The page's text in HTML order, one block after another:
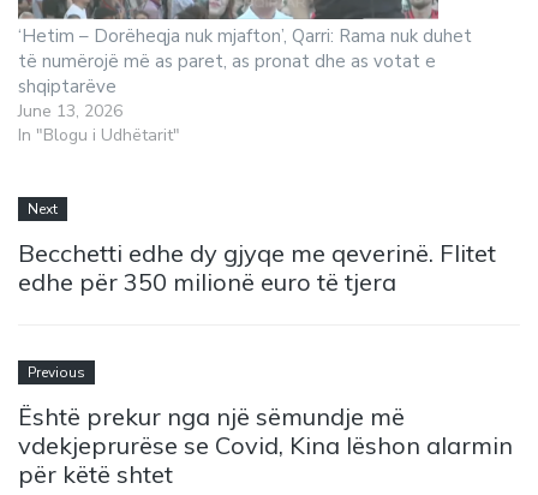
‘Hetim – Dorëheqja nuk mjafton’, Qarri: Rama nuk duhet
të numërojë më as paret, as pronat dhe as votat e
shqiptarëve
June 13, 2026
In "Blogu i Udhëtarit"
Next
Becchetti edhe dy gjyqe me qeverinë. Flitet
edhe për 350 milionë euro të tjera
Previous
Është prekur nga një sëmundje më
vdekjeprurëse se Covid, Kina lëshon alarmin
për këtë shtet